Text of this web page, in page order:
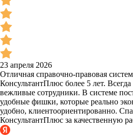
23 апреля 2026
Отличная справочно-правовая
КонсультантПлюс более 5 лет.
вежливые сотрудники. В системе
удобные фишки, которые реально
удобно, клиентоориентированно.
КонсультантПлюс за качественную